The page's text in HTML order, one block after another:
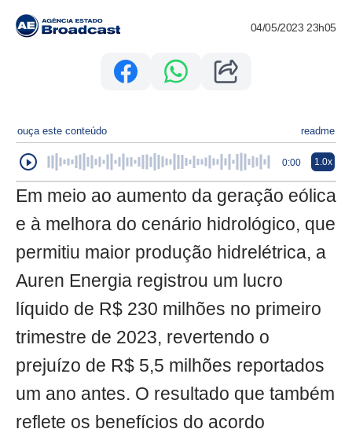
04/05/2023 23h05
ouça este conteúdo readme
0:00 1.0x
Em meio ao aumento da geração eólica
e à melhora do cenário hidrológico, que
permitiu maior produção hidrelétrica, a
Auren Energia registrou um lucro
líquido de R$ 230 milhões no primeiro
trimestre de 2023, revertendo o
prejuízo de R$ 5,5 milhões reportados
um ano antes. O resultado que também
reflete os benefícios do acordo